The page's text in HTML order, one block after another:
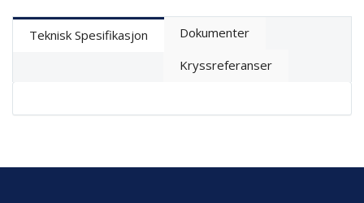
Teknisk Spesifikasjon
Dokumenter
Kryssreferanser